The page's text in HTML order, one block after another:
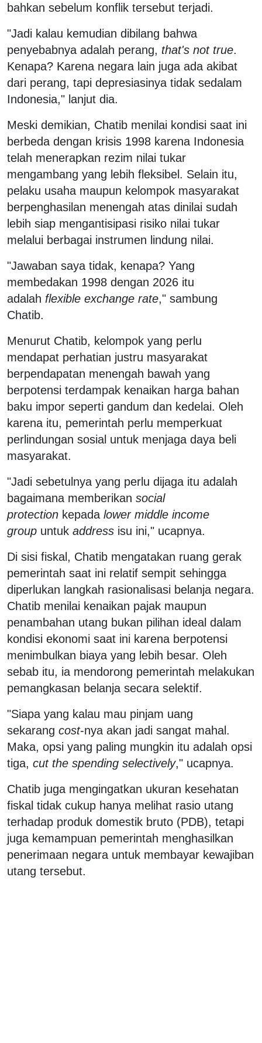
bahkan sebelum konflik tersebut terjadi.
"Jadi kalau kemudian dibilang bahwa
penyebabnya adalah perang, that's not true.
Kenapa? Karena negara lain juga ada akibat
dari perang, tapi depresiasinya tidak sedalam
Indonesia," lanjut dia.
Meski demikian, Chatib menilai kondisi saat ini
berbeda dengan krisis 1998 karena Indonesia
telah menerapkan rezim nilai tukar
mengambang yang lebih fleksibel. Selain itu,
pelaku usaha maupun kelompok masyarakat
berpenghasilan menengah atas dinilai sudah
lebih siap mengantisipasi risiko nilai tukar
melalui berbagai instrumen lindung nilai.
"Jawaban saya tidak, kenapa? Yang
membedakan 1998 dengan 2026 itu
adalah flexible exchange rate," sambung
Chatib.
Menurut Chatib, kelompok yang perlu
mendapat perhatian justru masyarakat
berpendapatan menengah bawah yang
berpotensi terdampak kenaikan harga bahan
baku impor seperti gandum dan kedelai. Oleh
karena itu, pemerintah perlu memperkuat
perlindungan sosial untuk menjaga daya beli
masyarakat.
"Jadi sebetulnya yang perlu dijaga itu adalah
bagaimana memberikan social
protection kepada lower middle income
group untuk address isu ini," ucapnya.
Di sisi fiskal, Chatib mengatakan ruang gerak
pemerintah saat ini relatif sempit sehingga
diperlukan langkah rasionalisasi belanja negara.
Chatib menilai kenaikan pajak maupun
penambahan utang bukan pilihan ideal dalam
kondisi ekonomi saat ini karena berpotensi
menimbulkan biaya yang lebih besar. Oleh
sebab itu, ia mendorong pemerintah melakukan
pemangkasan belanja secara selektif.
"Siapa yang kalau mau pinjam uang
sekarang cost-nya akan jadi sangat mahal.
Maka, opsi yang paling mungkin itu adalah opsi
tiga, cut the spending selectively," ucapnya.
Chatib juga mengingatkan ukuran kesehatan
fiskal tidak cukup hanya melihat rasio utang
terhadap produk domestik bruto (PDB), tetapi
juga kemampuan pemerintah menghasilkan
penerimaan negara untuk membayar kewajiban
utang tersebut.